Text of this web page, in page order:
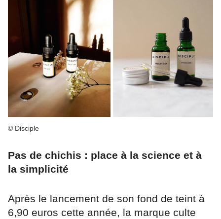
© Disciple
Pas de chichis : place à la science et à
la simplicité
Après le lancement de son fond de teint à
6,90 euros cette année, la marque culte